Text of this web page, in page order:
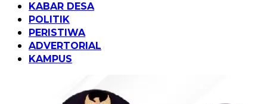
KABAR DESA
POLITIK
PERISTIWA
ADVERTORIAL
KAMPUS